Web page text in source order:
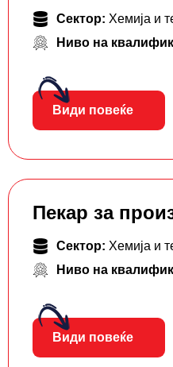
Сектор: Хемија и
Ниво на
Види повеќе
Пекар за
Сектор: Хемија и
Ниво на
Види повеќе